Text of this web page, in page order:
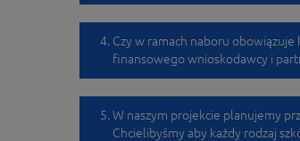
Czy w ramach naboru
finansowego wnioskodawcy i
W naszym projekcie planujemy
Chcielibyśmy aby każdy rodzaj